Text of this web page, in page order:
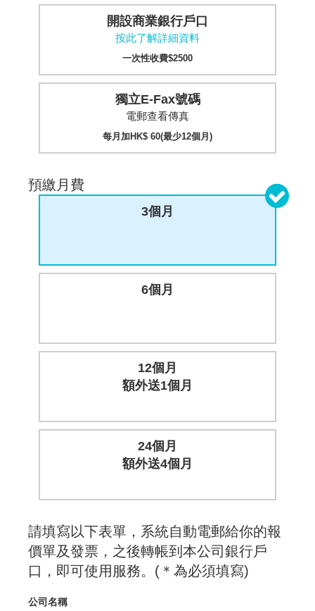
開設商業銀行戶口
按此了解詳細資料
一次性收費$2500
獨立E-Fax號碼
電郵查看傳真
每月加HK$ 60(最少12個月)
預繳月費
3個月
6個月
12個月
額外送1個月
24個月
額外送4個月
請填寫以下表單，系統自動電郵給你的報
價單及發票，之後轉帳到本公司銀行戶
口，即可使用服務。(＊為必須填寫)
公司名稱